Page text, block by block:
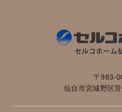
〒983-
仙台市宮城野区